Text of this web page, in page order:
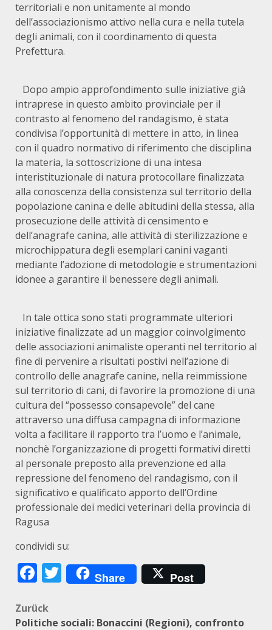
territoriali e non unitamente al mondo
dell’associazionismo attivo nella cura e nella tutela
degli animali, con il coordinamento di questa
Prefettura.
Dopo ampio approfondimento sulle iniziative già
intraprese in questo ambito provinciale per il
contrasto al fenomeno del randagismo, è stata
condivisa l’opportunità di mettere in atto, in linea
con il quadro normativo di riferimento che disciplina
la materia, la sottoscrizione di una intesa
interistituzionale di natura protocollare finalizzata
alla conoscenza della consistenza sul territorio della
popolazione canina e delle abitudini della stessa, alla
prosecuzione delle attività di censimento e
dell’anagrafe canina, alle attività di sterilizzazione e
microchippatura degli esemplari canini vaganti
mediante l’adozione di metodologie e strumentazioni
idonee a garantire il benessere degli animali.
In tale ottica sono stati programmate ulteriori
iniziative finalizzate ad un maggior coinvolgimento
delle associazioni animaliste operanti nel territorio al
fine di pervenire a risultati postivi nell’azione di
controllo delle anagrafe canine, nella reimmissione
sul territorio di cani, di favorire la promozione di una
cultura del “possesso consapevole” del cane
attraverso una diffusa campagna di informazione
volta a facilitare il rapporto tra l’uomo e l’animale,
nonchè l’organizzazione di progetti formativi diretti
al personale preposto alla prevenzione ed alla
repressione del fenomeno del randagismo, con il
significativo e qualificato apporto dell’Ordine
professionale dei medici veterinari della provincia di
Ragusa
condividi su:
Facebook
Twitter
Share Post
Beitragsnavigation
Zurück
Politiche sociali: Bonaccini (Regioni), confronto